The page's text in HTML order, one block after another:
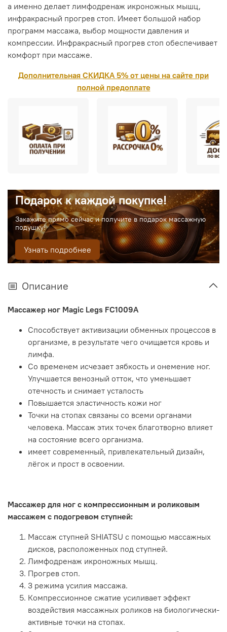
а именно делает лимфодренаж икроножных мышц,
инфракрасный прогрев стоп. Имеет большой набор
программ массажа, выбор мощности давления и
компрессии. Инфракрасный прогрев стоп обеспечивает
комфорт при массаже.
Дополнительная СКИДКА 5% от цены на сайте при
полной предоплате
Подарок к каждой покупке!
Закажите прямо сейчас и получите в подарок массажную
подушку!
Узнать подробнее
Описание
Массажер ног Magic Legs FC1009A
Способствует активизации обменных процессов в
организме, в результате чего очищается кровь и
лимфа.
Со временем исчезает зябкость и онемение ног.
Улучшается венозный отток, что уменьшает
отечность и снимает усталость
Повышается эластичность кожи ног
Точки на стопах связаны со всеми органами
человека. Массаж этих точек благотворно влияет
на состояние всего организма.
имеет современный, привлекательный дизайн,
лёгок и прост в освоении.
Массажер для ног с компрессионным и роликовым
массажем с подогревом ступней:
Маcсаж ступней SHIATSU с помощью массажных
дисков, расположенных под ступней.
Лимфодренаж икроножных мышц.
Прогрев стоп.
3 режима усилия массажа.
Компрессионное сжатие усиливает эффект
воздействия массажных роликов на биологически-
активные точки на стопах.